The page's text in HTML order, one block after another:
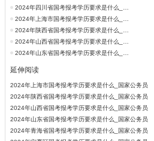
延伸阅读
2024年上海市国考报考学历要求是什么_国家公务员
2024年陕西省国考报考学历要求是什么_国家公务员
2024年山西省国考报考学历要求是什么_国家公务员
2024年山东省国考报考学历要求是什么_国家公务员
2024年青海省国考报考学历要求是什么_国家公务员